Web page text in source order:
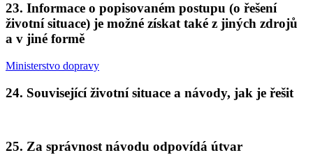
23. Informace o popisovaném postupu (o řešení
životní situace) je možné získat také z jiných zdrojů
a v jiné formě
Ministerstvo dopravy
24. Související životní situace a návody, jak je řešit
25. Za správnost návodu odpovídá útvar